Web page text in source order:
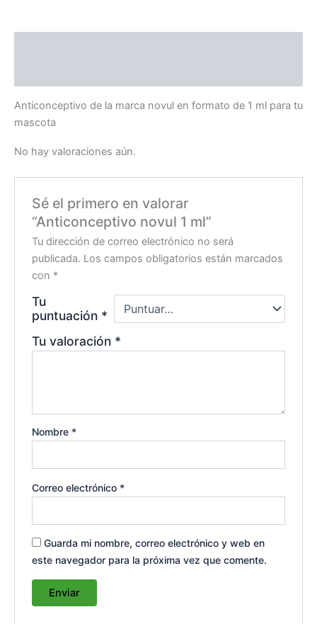
Anticonceptivo de la marca novul en formato de 1 ml para tu
mascota
No hay valoraciones aún.
Sé el primero en valorar
“Anticonceptivo novul 1 ml”
Tu dirección de correo electrónico no será
publicada. Los campos obligatorios están marcados
con *
Tu
puntuación *
Tu valoración *
Nombre *
Correo electrónico *
Guarda mi nombre, correo electrónico y web en
este navegador para la próxima vez que comente.